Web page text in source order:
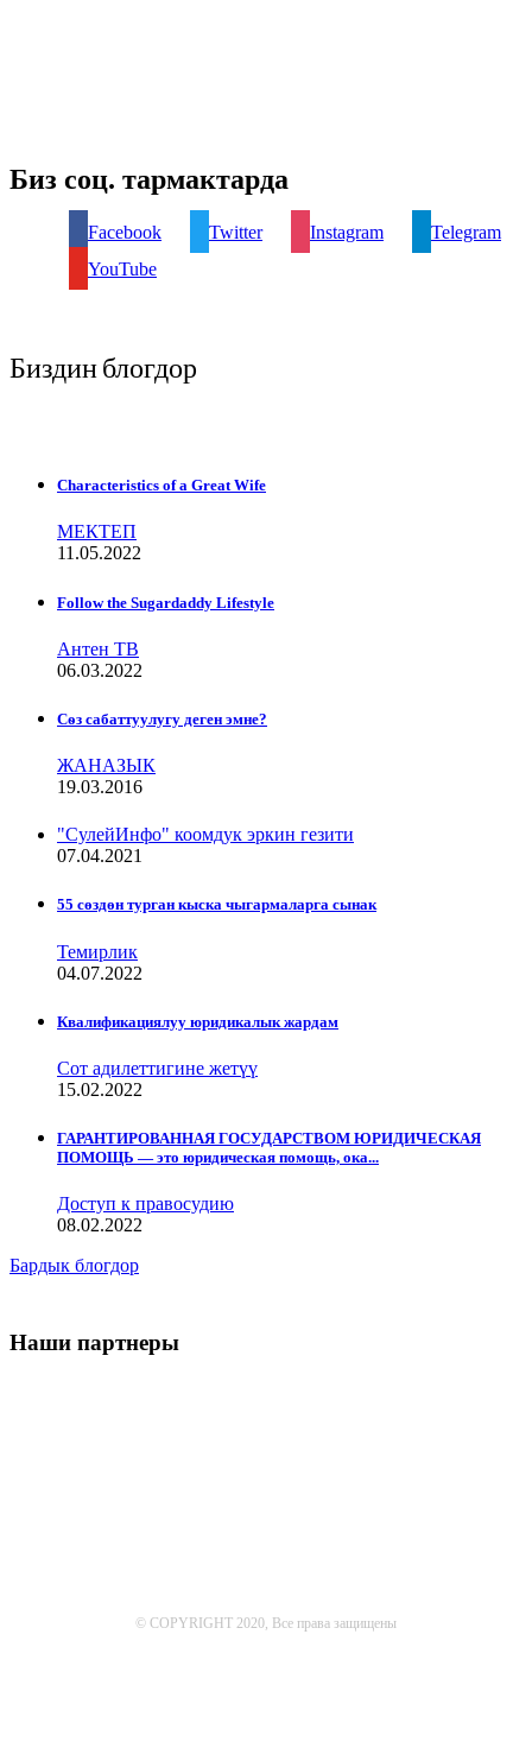
Биз соц. тармактарда
Facebook Twitter Instagram
Telegram
YouTube
Биздин блогдор
Characteristics of a Great Wife
МЕКТЕП
11.05.2022
Follow the Sugardaddy Lifestyle
Антен ТВ
06.03.2022
Сѳз сабаттуулугу деген эмне?
ЖАНАЗЫК
19.03.2016
"СулейИнфо" коомдук эркин гезити
07.04.2021
55 сөздөн турган кыска чыгармаларга сынак
Темирлик
04.07.2022
Квалификациялуу юридикалык жардам
Сот адилеттигине жетүү
15.02.2022
ГАРАНТИРОВАННАЯ ГОСУДАРСТВОМ ЮРИДИЧЕСКАЯ
ПОМОЩЬ — это юридическая помощь, ока...
Доступ к правосудию
08.02.2022
Бардык блогдор
Наши партнеры
© COPYRIGHT 2020, Все права защищены